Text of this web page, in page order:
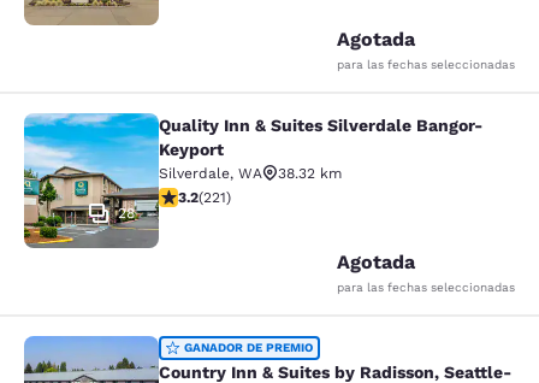
Agotada
para las fechas seleccionadas
Quality Inn & Suites Silverdale
28
Quality Inn & Suites Silverdale Bangor-
Keyport
Silverdale, WA
38.32 km
Calificación de 3.2 estrellas. Bueno. 221 reseñas
3.2(221)
Agotada
para las fechas seleccionadas
Country Inn & Suites by Radisson,
GANADOR DE PREMIO
Country Inn & Suites by Radisson, Seattle-